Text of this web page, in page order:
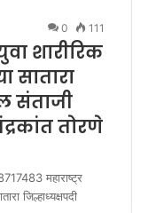
0 111
शारीरिक
सातारा
संताजी
तोरणे
महाराष्ट्र
जिल्हाध्यक्षपदी